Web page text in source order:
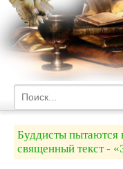
Буддисты пытаются
священный текст -